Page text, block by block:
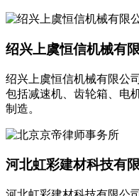
绍兴上虞恒信机械有
绍兴上虞恒信机械有限公
包括减速机、齿轮箱、电
制造。
河北虹彩建材科技有